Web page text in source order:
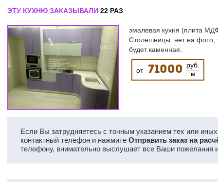
ЭТУ КУХНЮ ЗАКАЗЫВАЛИ 22 РАЗ
эмалевая кухня (плита
Столешницы нет на фото,
будет каменная.
от 71000
руб.
м
Если Вы затрудняетесь с точным указанием тех или
контактный телефон и нажмите Отправить заказ на
телефону, внимательно выслушает все Ваши пожелания